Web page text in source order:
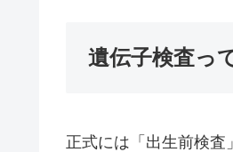
遺伝子検査っ
正式には「出生前検査